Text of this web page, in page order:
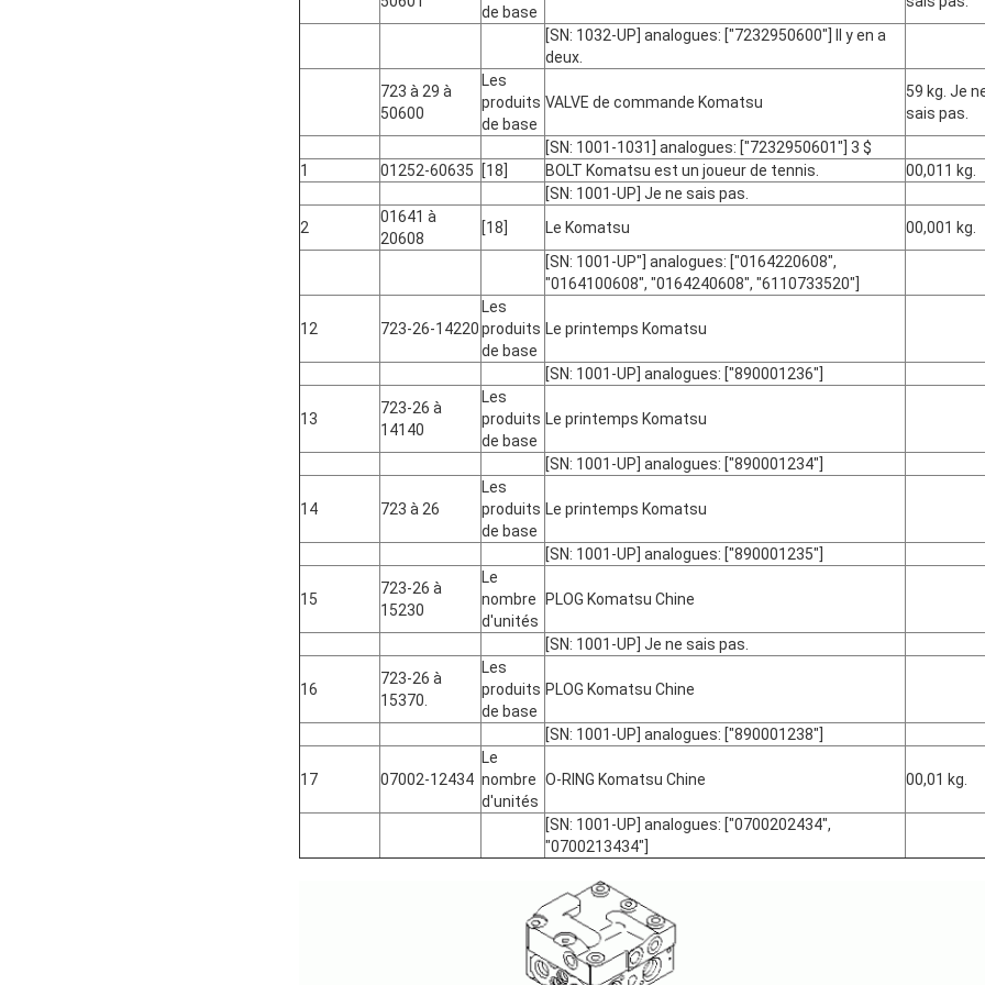
de base
[SN: 1032-UP] analogues: ["7232950600"] Il y en a
deux.
723 à 29 à
50600
Les
produits
de base
VALVE de commande Komatsu
59 kg. Je
sais pas.
[SN: 1001-1031] analogues: ["7232950601"] 3 $
1
01252-60635 [18] BOLT Komatsu est un joueur de tennis.
00,011 kg.
[SN: 1001-UP] Je ne sais pas.
2
01641 à
20608
[18] Le Komatsu
00,001 kg.
[SN: 1001-UP"] analogues: ["0164220608",
"0164100608", "0164240608", "6110733520"]
12 723-26-14220
Les
produits
de base
Le printemps Komatsu
[SN: 1001-UP] analogues: ["890001236"]
13
723-26 à
14140
Les
produits
de base
Le printemps Komatsu
[SN: 1001-UP] analogues: ["890001234"]
14 723 à 26
Les
produits
de base
Le printemps Komatsu
[SN: 1001-UP] analogues: ["890001235"]
15
723-26 à
15230
Le
nombre
d'unités
PLOG Komatsu Chine
[SN: 1001-UP] Je ne sais pas.
16
723-26 à
15370.
Les
produits
de base
PLOG Komatsu Chine
[SN: 1001-UP] analogues: ["890001238"]
17 07002-12434
Le
nombre
d'unités
O-RING Komatsu Chine 00,01 kg.
[SN: 1001-UP] analogues: ["0700202434",
"0700213434"]